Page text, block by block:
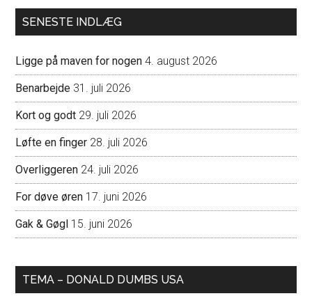
SENESTE INDLÆG
Ligge på maven for nogen 4. august 2026
Benarbejde 31. juli 2026
Kort og godt 29. juli 2026
Løfte en finger 28. juli 2026
Overliggeren 24. juli 2026
For døve øren 17. juni 2026
Gak & Gøgl 15. juni 2026
TEMA – DONALD DUMBS USA